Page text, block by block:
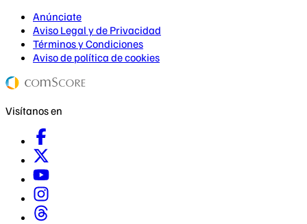
Anúnciate
Aviso Legal y de Privacidad
Términos y Condiciones
Aviso de política de cookies
Visítanos en